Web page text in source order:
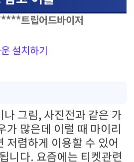
트립어드바이저
설치하기
그림, 사진전과 같은 가
가 많은데 이럴 때 마이리
저렴하게 이용할 수 있어
니다. 요즘에는 티켓관련